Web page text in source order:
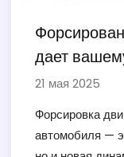
дает
21 мая 2025
Форсировка
автомобиля —